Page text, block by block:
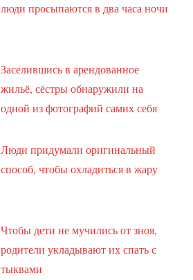
люди просыпаются в два часа ночи
Заселившись в арендованное
жильё, сёстры обнаружили на
одной из фотографий самих себя
Люди придумали оригинальный
способ, чтобы охладиться в жару
Чтобы дети не мучились от зноя,
родители укладывают их спать с
тыквами